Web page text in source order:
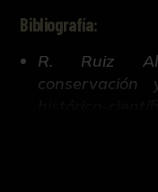
Bibliografía:
R. Ruiz
Farmacia de
421-663,